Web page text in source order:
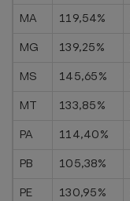
MA
119,54%
MG
139,25%
MS
145,65%
MT
133,85%
PA
114,40%
PB
105,38%
PE
130,95%